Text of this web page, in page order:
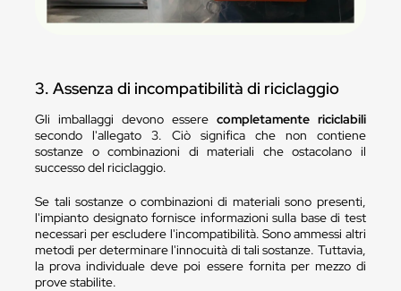
3. Assenza di incompatibilità di riciclaggio
Gli imballaggi devono essere completamente riciclabili
secondo l'allegato 3. Ciò significa che non contiene
sostanze o combinazioni di materiali che ostacolano il
successo del riciclaggio.
Se tali sostanze o combinazioni di materiali sono presenti,
l'impianto designato fornisce informazioni sulla base di test
necessari per escludere l'incompatibilità. Sono ammessi altri
metodi per determinare l'innocuità di tali sostanze. Tuttavia,
la prova individuale deve poi essere fornita per mezzo di
prove stabilite.